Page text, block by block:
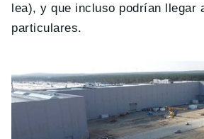
lea), y que incluso podrían llegar
particulares.